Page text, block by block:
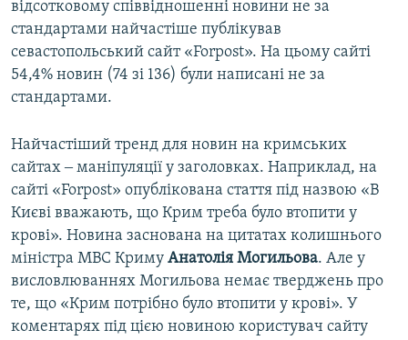
відсотковому співвідношенні новини не за
стандартами найчастіше публікував
севастопольський сайт «Forpost». На цьому сайті
54,4% новин (74 зі 136) були написані не за
стандартами.
Найчастіший тренд для новин на кримських
сайтах ‒ маніпуляції у заголовках. Наприклад, на
сайті «Forpost» опублікована стаття під назвою «В
Києві вважають, що Крим треба було втопити у
крові». Новина заснована на цитатах колишнього
міністра МВС Криму Анатолія Могильова. Але у
висловлюваннях Могильова немає тверджень про
те, що «Крим потрібно було втопити у крові». У
коментарях під цією новиною користувач сайту